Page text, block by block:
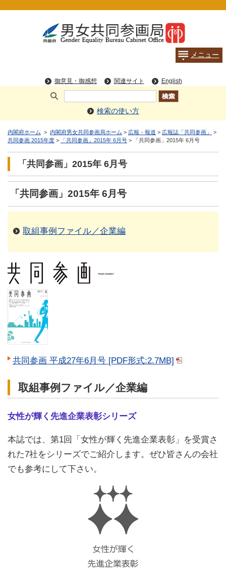
検索の使い方
内閣府ホーム > 内閣府男女共同参画局ホーム > 広報・報道 > 広報誌「共同参画」
>
共同参画 2015年度 > 「共同参画」2015年 6月号 > 「共同参画」2015年 6月号
「共同参画」2015年 6月号
「共同参画」2015年 6月号
取組事例ファイル／企業編
共同参画 平成27年6月号 [PDF形式:2.7MB]
取組事例ファイル／企業編
女性が輝く先進企業表彰シリーズ
本誌では、第1回「女性が輝く先進企業表彰」を受賞さ
れた7社をシリーズでご紹介します。ぜひ皆さんの会社
でも参考にして下さい。